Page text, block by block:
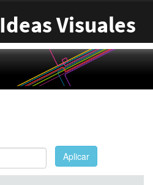
Ideas Visuales
Aplicar